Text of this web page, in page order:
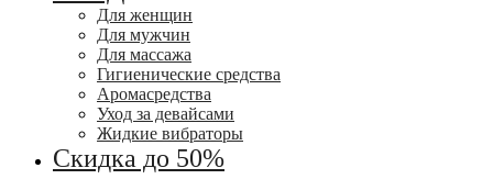
Для женщин
Для мужчин
Для массажа
Гигиенические средства
Аромасредства
Уход за девайсами
Жидкие вибраторы
Скидка до 50%